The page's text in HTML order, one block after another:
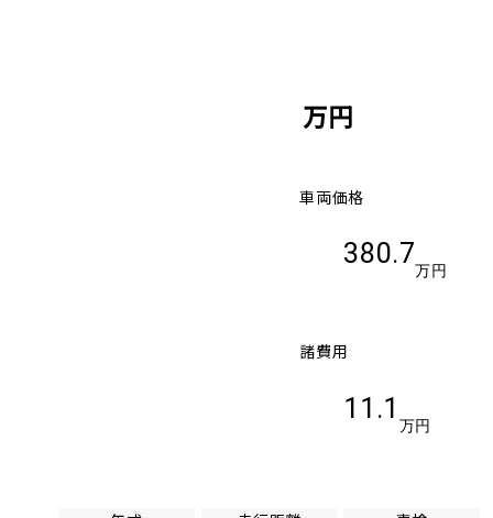
万円
車両価格
380.7
万円
諸費用
11.1
万円